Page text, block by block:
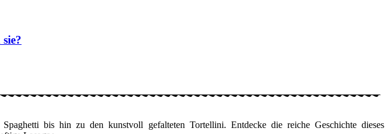
bis hin zu den kunstvoll gefalteten Tortellini. Entdecke die reiche Geschichte dieses